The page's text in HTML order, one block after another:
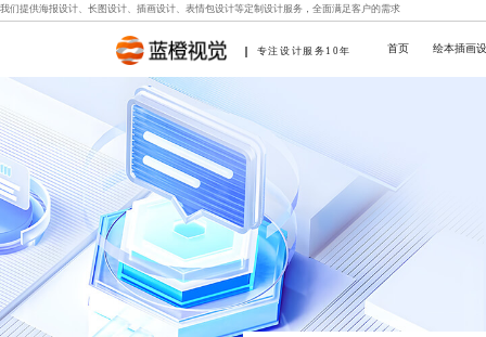
我们提供海报设计、 长图设计、 插画设计、 表情包设计等定制设计服务，全面满足客户的需求
专注设计服务10年 首页 绘本插画